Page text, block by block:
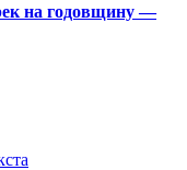
на годовщину —